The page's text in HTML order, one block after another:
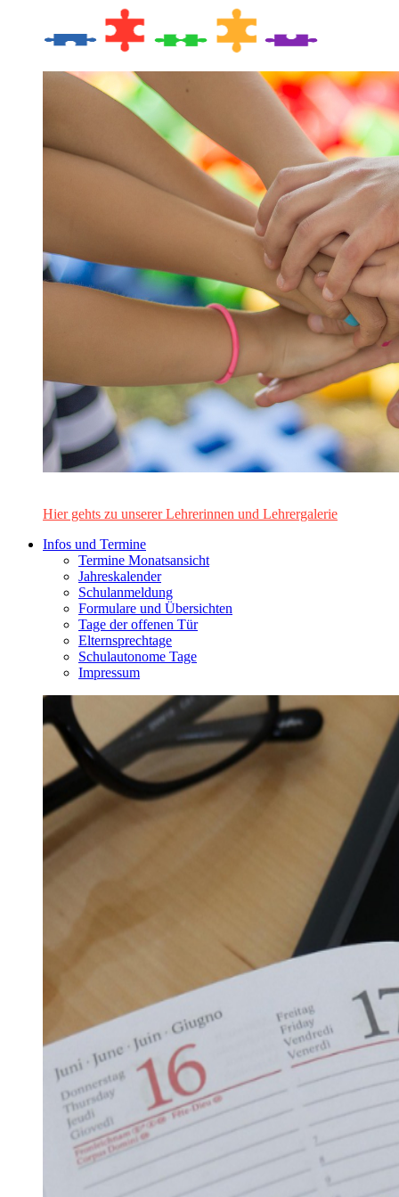
Hier gehts zu unserer Lehrerinnen und Lehrergalerie
Infos und Termine
Termine Monatsansicht
Jahreskalender
Schulanmeldung
Formulare und Übersichten
Tage der offenen Tür
Elternsprechtage
Schulautonome Tage
Impressum